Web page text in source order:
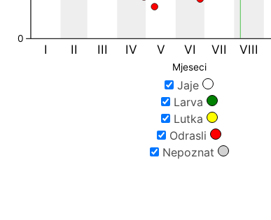
I II III IV V VI VII VIII
Mjeseci
0
Jaje
Larva
Lutka
Odrasli
Nepoznat